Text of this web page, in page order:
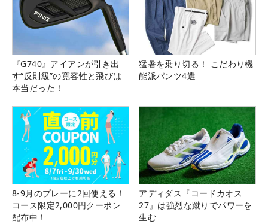
『G740』アイアンが引き出
す“反則級”の寛容性と飛びは
本当だった！
猛暑を乗り切る！ こだわり機
能派パンツ4選
8-9月のプレーに2回使える！
コース限定2,000円クーポン
配布中！
アディダス『コードカオス
27』は強烈な蹴りでパワーを
生む